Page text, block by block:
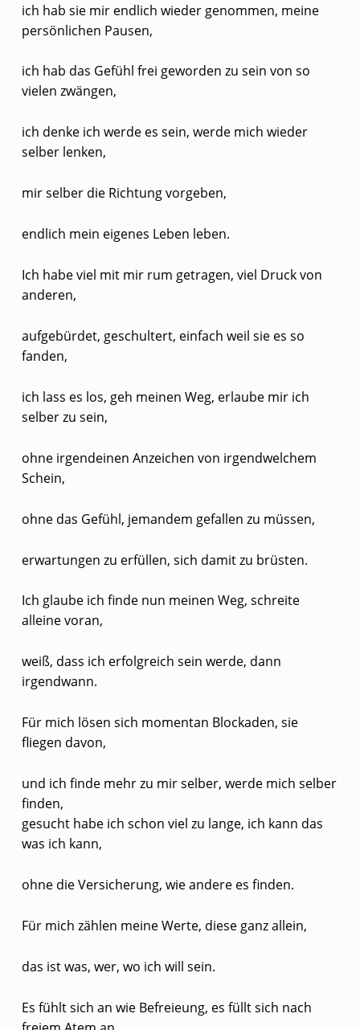
N
R
Ü
C
K
M
L
U
N
G
S
E
C
H
T
I
N
E
D
I
C
H
T
ich hab sie mir endlich wieder genommen, meine
persönlichen Pausen,
ich hab das Gefühl frei geworden zu sein von so
vielen zwängen,
ich denke ich werde es sein, werde mich wieder
selber lenken,
mir selber die Richtung vorgeben,
endlich mein eigenes Leben leben.
Ich habe viel mit mir rum getragen, viel Druck von
anderen,
aufgebürdet, geschultert, einfach weil sie es so
fanden,
ich lass es los, geh meinen Weg, erlaube mir ich
selber zu sein,
ohne irgendeinen Anzeichen von irgendwelchem
Schein,
ohne das Gefühl, jemandem gefallen zu müssen,
erwartungen zu erfüllen, sich damit zu brüsten.
Ich glaube ich finde nun meinen Weg, schreite
alleine voran,
weiß, dass ich erfolgreich sein werde, dann
irgendwann.
Für mich lösen sich momentan Blockaden, sie
fliegen davon,
und ich finde mehr zu mir selber, werde mich selber
finden,
gesucht habe ich schon viel zu lange, ich kann das
was ich kann,
ohne die Versicherung, wie andere es finden.
Für mich zählen meine Werte, diese ganz allein,
das ist was, wer, wo ich will sein.
Es fühlt sich an wie Befreieung, es füllt sich nach